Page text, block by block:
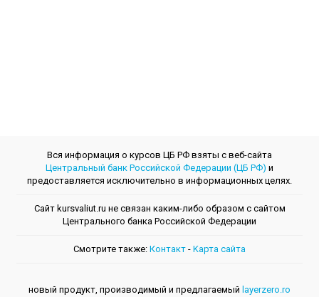
Вся информация о курсов ЦБ РФ взяты с веб-сайта
Центральный банк Российской Федерации (ЦБ РФ) и
предоставляется исключительно в информационных целях.
Сайт kursvaliut.ru не связан каким-либо образом с сайтом
Центрального банкa Российской Федерации
Смотрите также: Контакт - Kарта сайта
новый продукт, производимый и предлагаемый layerzero.ro